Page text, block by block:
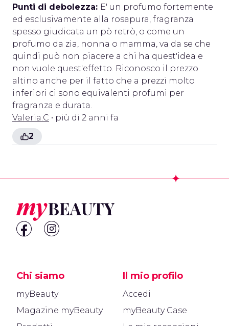
Punti di debolezza: E' un profumo fortemente
ed esclusivamente alla rosapura, fragranza
spesso giudicata un pò retrò, o come un
profumo da zia, nonna o mamma, va da se che
quindi può non piacere a chi ha quest'idea e
non vuole quest'effetto. Riconosco il prezzo
altino anche per il fatto che a prezzi molto
inferiori ci sono equivalenti profumi per
fragranza e durata.
Valeria.C • più di 2 anni fa
2
Chi siamo
myBeauty
Magazine myBeauty
Il mio profilo
Accedi
myBeauty Case